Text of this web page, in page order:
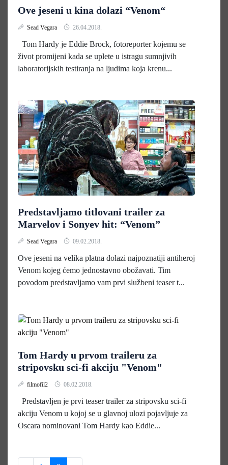
Ove jeseni u kina dolazi “Venom“
Sead Vegara 26.04.2018.
Tom Hardy je Eddie Brock, fotoreporter kojemu se
život promijeni kada se uplete u istragu sumnjivih
laboratorijskih testiranja na ljudima koja krenu...
Predstavljamo titlovani trailer za
Marvelov i Sonyev hit: “Venom”
Sead Vegara 09.02.2018.
Ove jeseni na velika platna dolazi najpoznatiji antiheroj
Venom kojeg ćemo jednostavno obožavati. Tim
povodom predstavljamo vam prvi službeni teaser t...
Tom Hardy u prvom traileru za
stripovsku sci-fi akciju "Venom"
filmofil2 08.02.2018.
Predstavljen je prvi teaser trailer za stripovsku sci-fi
akciju Venom u kojoj se u glavnoj ulozi pojavljuje za
Oscara nominovani Tom Hardy kao Eddie...